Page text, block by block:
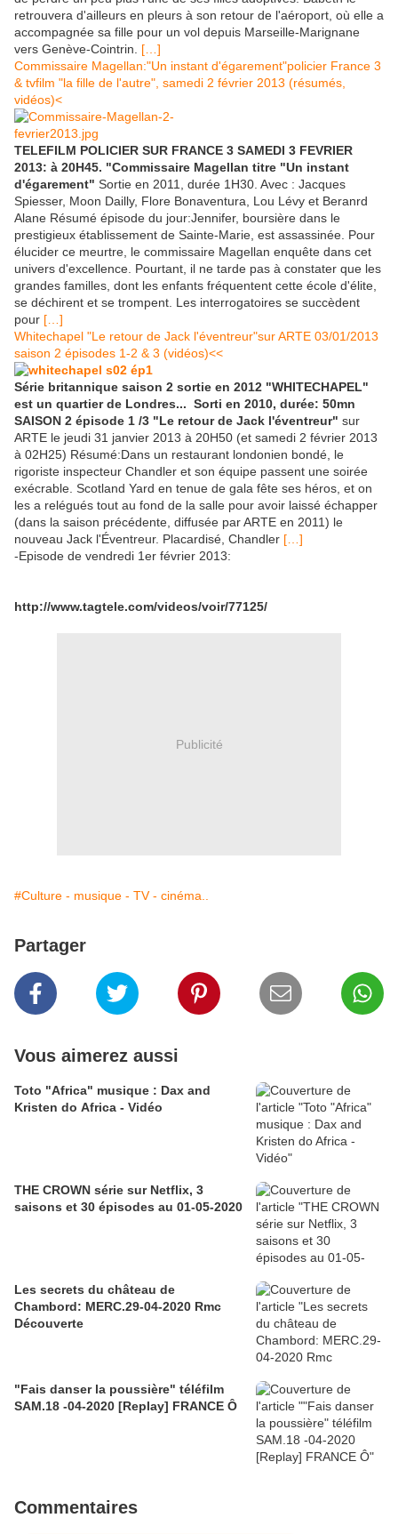
retrouvera d'ailleurs en pleurs à son retour de l'aéroport, où elle a
accompagnée sa fille pour un vol depuis Marseille-Marignane
vers Genève-Cointrin. […]
Commissaire Magellan:"Un instant d'égarement"policier France 3
& tvfilm "la fille de l'autre", samedi 2 février 2013 (résumés,
vidéos)<
TELEFILM POLICIER SUR FRANCE 3 SAMEDI 3 FEVRIER
2013: à 20H45. "Commissaire Magellan titre "Un instant
d'égarement" Sortie en 2011, durée 1H30. Avec : Jacques
Spiesser, Moon Dailly, Flore Bonaventura, Lou Lévy et Beranrd
Alane Résumé épisode du jour:Jennifer, boursière dans le
prestigieux établissement de Sainte-Marie, est assassinée. Pour
élucider ce meurtre, le commissaire Magellan enquête dans cet
univers d'excellence. Pourtant, il ne tarde pas à constater que les
grandes familles, dont les enfants fréquentent cette école d'élite,
se déchirent et se trompent. Les interrogatoires se succèdent
pour […]
Whitechapel "Le retour de Jack l'éventreur"sur ARTE 03/01/2013
saison 2 épisodes 1-2 & 3 (vidéos)<<
Série britannique saison 2 sortie en 2012 "WHITECHAPEL"
est un quartier de Londres... Sorti en 2010, durée: 50mn
SAISON 2 épisode 1 /3 "Le retour de Jack l'éventreur" sur
ARTE le jeudi 31 janvier 2013 à 20H50 (et samedi 2 février 2013
à 02H25) Résumé:Dans un restaurant londonien bondé, le
rigoriste inspecteur Chandler et son équipe passent une soirée
exécrable. Scotland Yard en tenue de gala fête ses héros, et on
les a relégués tout au fond de la salle pour avoir laissé échapper
(dans la saison précédente, diffusée par ARTE en 2011) le
nouveau Jack l'Éventreur. Placardisé, Chandler […]
-Episode de vendredi 1er février 2013:
http://www.tagtele.com/videos/voir/77125/
Publicité
#Culture - musique - TV - cinéma..
Partager
Vous aimerez aussi
Toto "Africa" musique : Dax and
Kristen do Africa - Vidéo
THE CROWN série sur Netflix, 3
saisons et 30 épisodes au 01-05-2020
Les secrets du château de
Chambord: MERC.29-04-2020 Rmc
Découverte
"Fais danser la poussière" téléfilm
SAM.18 -04-2020 [Replay] FRANCE Ô
Commentaires